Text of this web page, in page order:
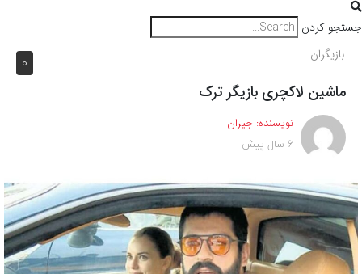
جستجو کردن
0 بازیگران
ماشین لاکچری بازیگر ترک
نویسنده: جیران
6 سال پیش